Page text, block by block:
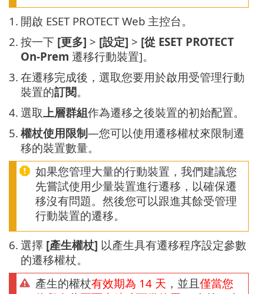
1. 開啟 ESET PROTECT Web 主控台。
2. 按一下 [更多] > [設定] > [從 ESET PROTECT
On-Prem 遷移行動裝置]。
3. 在遷移完成後，選取您要用於啟用受管理行動
裝置的訂閱。
4. 選取上層群組作為遷移之後裝置的初始配置。
5. 權杖使用限制—您可以使用遷移權杖來限制遷
移的裝置數量。
如果您管理大量的行動裝置，我們建議您
先嘗試使用少量裝置進行遷移，以確保遷
移沒有問題。然後您可以跟進其餘受管理
行動裝置的遷移。
6. 選擇 [產生權杖] 以產生具有遷移程序設定參數
的遷移權杖。
產生的權杖有效期為 14 天 ，並且僅當您